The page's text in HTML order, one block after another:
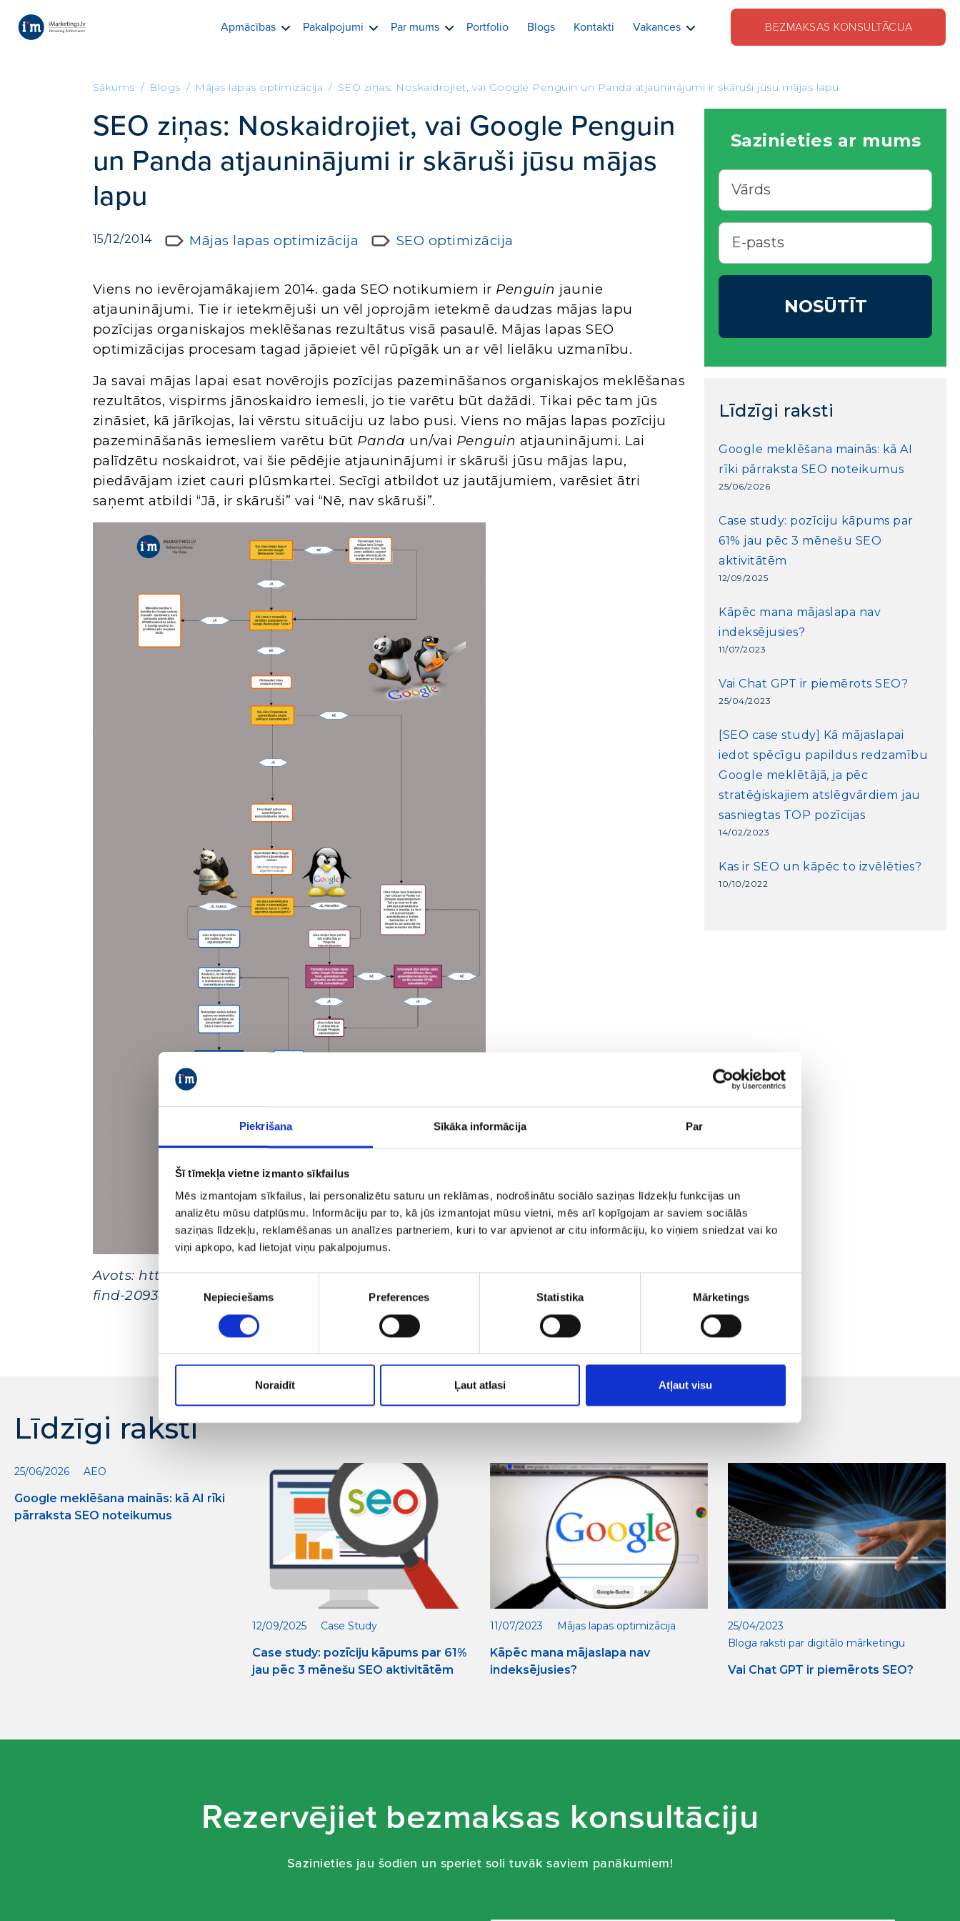
Piekrišana Sīkāka informācija Par
Šī tīmekļa vietne izmanto sīkfailus
Mēs izmantojam sīkfailus, lai personalizētu saturu un reklāmas, nodrošinātu sociālo saziņas līdzekļu funkcijas un
analizētu mūsu datplūsmu. Informāciju par to, kā jūs izmantojat mūsu vietni, mēs arī kopīgojam ar saviem sociālās
saziņas līdzekļu, reklamēšanas un analīzes partneriem, kuri to var apvienot ar citu informāciju, ko viņiem sniedzat vai ko
viņi apkopo, kad lietojat viņu pakalpojumus.
Piekrišanas
izvēle
Nepieciešams Preferences Statistika Mārketings
Noraidīt Ļaut atlasi Atļaut visu
Apmācības Pakalpojumi Par mums Portfolio Blogs Kontakti Vakances BEZMAKSAS KONSULTĀCIJA
Sākums Blogs Mājas lapas optimizācija SEO ziņas: Noskaidrojiet, vai Google Penguin un Panda atjauninājumi ir skāruši jūsu mājas lapu
SEO ziņas: Noskaidrojiet, vai Google Penguin
un Panda atjauninājumi ir skāruši jūsu mājas
lapu
15/12/2014 Mājas lapas optimizācija SEO optimizācija
Viens no ievērojamākajiem 2014. gada SEO notikumiem ir Penguin jaunie
atjauninājumi. Tie ir ietekmējuši un vēl joprojām ietekmē daudzas mājas lapu
pozīcijas organiskajos meklēšanas rezultātus visā pasaulē. Mājas lapas SEO
optimizācijas procesam tagad jāpieiet vēl rūpīgāk un ar vēl lielāku uzmanību.
Ja savai mājas lapai esat novērojis pozīcijas pazemināšanos organiskajos meklēšanas
rezultātos, vispirms jānoskaidro iemesli, jo tie varētu būt dažādi. Tikai pēc tam jūs
zināsiet, kā jārīkojas, lai vērstu situāciju uz labo pusi. Viens no mājas lapas pozīciju
pazemināšanās iemesliem varētu būt Panda un/vai Penguin atjauninājumi. Lai
palīdzētu noskaidrot, vai šie pēdējie atjauninājumi ir skāruši jūsu mājas lapu,
piedāvājam iziet cauri plūsmkartei. Secīgi atbildot uz jautājumiem, varēsiet ātri
saņemt atbildi “Jā, ir skāruši” vai “Nē, nav skāruši”.
Avots: http://searchengineland.com/site-hit-panda-penguin-flowchart-may-help-
find-209384
Sazinieties ar mums
NOSŪTĪT
Līdzīgi raksti
Google meklēšana mainās: kā AI
rīki pārraksta SEO noteikumus
25/06/2026
Case study: pozīciju kāpums par
61% jau pēc 3 mēnešu SEO
aktivitātēm
12/09/2025
Kāpēc mana mājaslapa nav
indeksējusies?
11/07/2023
Vai Chat GPT ir piemērots SEO?
25/04/2023
[SEO case study] Kā mājaslapai
iedot spēcīgu papildus redzamību
Google meklētājā, ja pēc
stratēģiskajiem atslēgvārdiem jau
sasniegtas TOP pozīcijas
14/02/2023
Kas ir SEO un kāpēc to izvēlēties?
10/10/2022
Līdzīgi raksti
25/06/2026 AEO
Google meklēšana mainās: kā AI rīki
pārraksta SEO noteikumus
12/09/2025 Case Study
Case study: pozīciju kāpums par 61%
jau pēc 3 mēnešu SEO aktivitātēm
11/07/2023 Mājas lapas optimizācija
Kāpēc mana mājaslapa nav
indeksējusies?
25/04/2023
Bloga raksti par digitālo mārketingu
Vai Chat GPT ir piemērots SEO?
Rezervējiet bezmaksas konsultāciju
Sazinieties jau šodien un speriet soli tuvāk saviem panākumiem!